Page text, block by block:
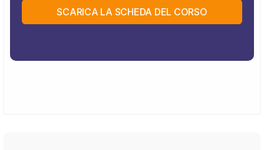
SCARICA LA SCHEDA DEL CORSO